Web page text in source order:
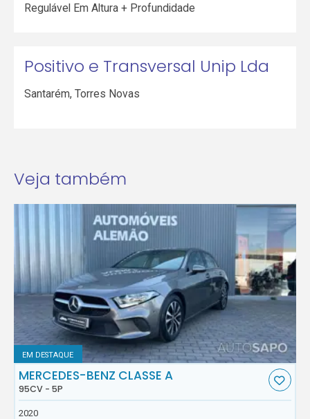
Regulável Em Altura + Profundidade
Positivo e Transversal Unip Lda
Santarém,Torres Novas
Veja também
EM DESTAQUE
MERCEDES-BENZ CLASSE A
95CV - 5P
2020